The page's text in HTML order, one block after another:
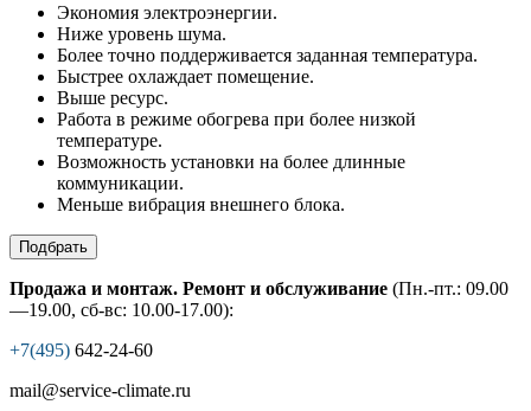
Экономия электроэнергии.
Ниже уровень шума.
Более точно поддерживается заданная температура.
Быстрее охлаждает помещение.
Выше ресурс.
Работа в режиме обогрева при более низкой
температуре.
Возможность установки на более длинные
коммуникации.
Меньше вибрация внешнего блока.
Подбрать
Продажа и монтаж. Ремонт и обслуживание (Пн.-пт.: 09.00
—19.00, сб-вс: 10.00-17.00):
+7(495) 642-24-60
mail@service-climate.ru